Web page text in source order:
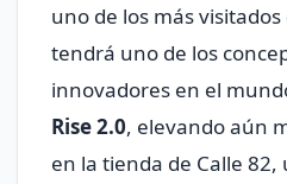
uno de los más
tendrá uno de los
innovadores en el
Rise 2.0, elevando aún
en la tienda de Calle 82,